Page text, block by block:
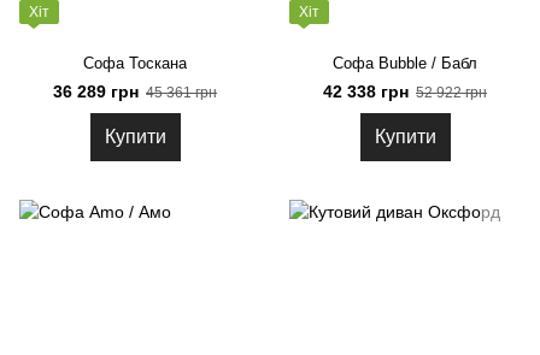
Хіт
Софа Тоскана
36 289 грн 45 361 грн
Купити
Хіт
Софа Bubble / Бабл
42 338 грн 52 922 грн
Купити